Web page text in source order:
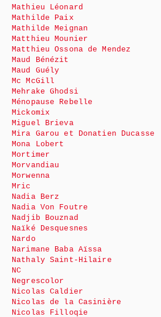
Mathieu Léonard
Mathilde Paix
Mathilde Meignan
Matthieu Mounier
Matthieu Ossona de Mendez
Maud Bénézit
Maud Guély
Mc McGill
Mehrake Ghodsi
Ménopause Rebelle
Mickomix
Miguel Brieva
Mira Garou et Donatien Ducasse
Mona Lobert
Mortimer
Morvandiau
Morwenna
Mric
Nadia Berz
Nadia Von Foutre
Nadjib Bouznad
Naïké Desquesnes
Nardo
Narimane Baba Aïssa
Nathaly Saint-Hilaire
NC
Negrescolor
Nicolas Caldier
Nicolas de la Casinière
Nicolas Filloqie